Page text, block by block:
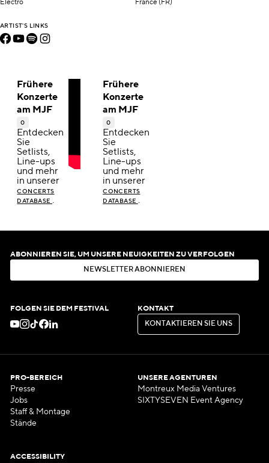
Electro France (FR)
ARTIST'S LINKS
Frühere
Konzerte
am MJF
0
Entdecken
Sie
Setlists,
Line-ups
und mehr
in unserer
CONCERTS
DATABASE .
Frühere
Konzerte
am MJF
0
Entdecken
Sie
Setlists,
Line-ups
und mehr
in unserer
CONCERTS
DATABASE .
ABONNIEREN SIE, UM UNSERE NEUIGKEITEN ZU VERFOLGEN
N EWSLET ERABON N EREN
FOLGEN SIE DEM FESTIVAL KONTAKT
KON AKT EREN SI E UN S
KONTAKTIERENSIEUNS
PRO-BEREICH
Presse
Jobs
Staff & Montage
Stände
UNSERE AGENTUREN
Montreux Media Ventures
SIXTYSEVEN Event Agency
ACCESSIBILITY